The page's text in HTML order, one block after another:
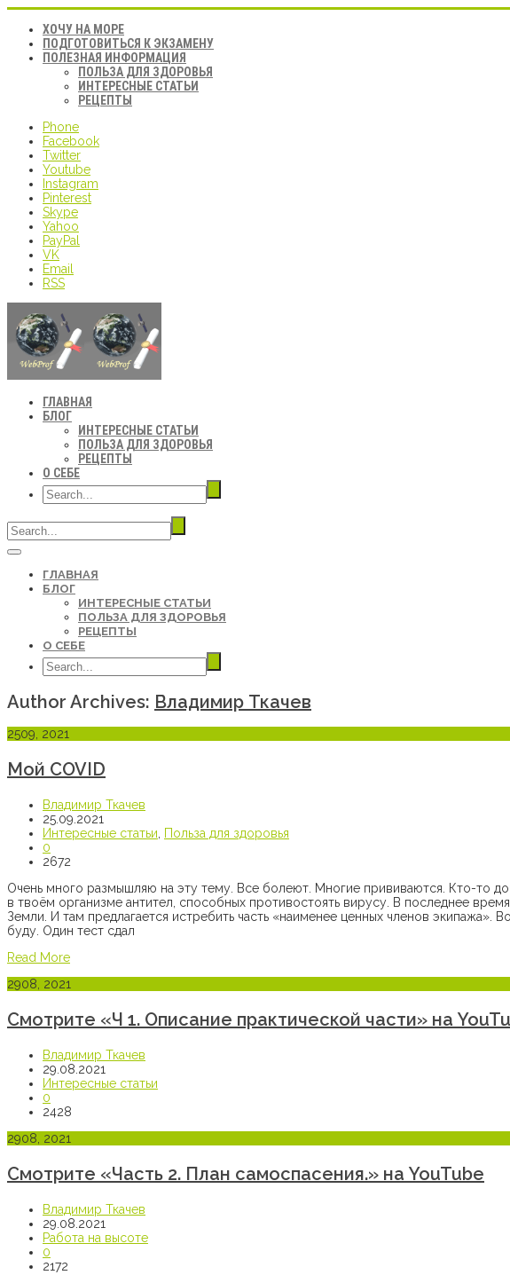
ХОЧУ НА МОРЕ
ПОДГОТОВИТЬСЯ К ЭКЗАМЕНУ
ПОЛЕЗНАЯ ИНФОРМАЦИЯ
ПОЛЬЗА ДЛЯ ЗДОРОВЬЯ
ИНТЕРЕСНЫЕ СТАТЬИ
РЕЦЕПТЫ
Phone
Facebook
Twitter
Youtube
Instagram
Pinterest
Skype
Yahoo
PayPal
VK
Email
RSS
ГЛАВНАЯ
БЛОГ
ИНТЕРЕСНЫЕ СТАТЬИ
ПОЛЬЗА ДЛЯ ЗДОРОВЬЯ
РЕЦЕПТЫ
О СЕБЕ
ГЛАВНАЯ
БЛОГ
ИНТЕРЕСНЫЕ СТАТЬИ
ПОЛЬЗА ДЛЯ ЗДОРОВЬЯ
РЕЦЕПТЫ
О СЕБЕ
Author Archives: Владимир Ткачев
2509, 2021
Мой COVID
Владимир Ткачев
25.09.2021
Интересные статьи
Польза для здоровья
0
2672
Очень много размышляю на эту тему. Все болеют. Многие прививаются. Кто-то
в твоём организме антител, способных противостоять вирусу. В последнее
Земли. И там предлагается истребить часть «наименее ценных членов
буду. Один тест сдал
Read More
2908, 2021
Смотрите «Ч 1. Описание практической части» на
Владимир Ткачев
29.08.2021
Интересные статьи
0
2428
2908, 2021
Смотрите «Часть 2. План самоспасения.» на YouTube
Владимир Ткачев
29.08.2021
Работа на высоте
0
2172